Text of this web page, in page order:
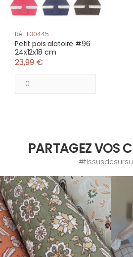
Réf: 1130445
Petit pois alatoire #96
24x12x18 cm
23,99 €
PARTAGEZ VOS